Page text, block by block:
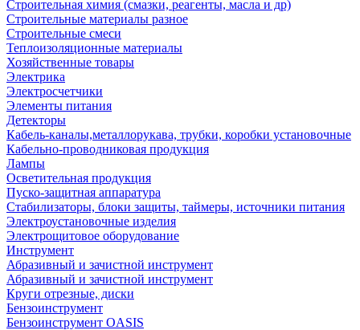
Строительная химия (смазки, реагенты, масла и др)
Строительные материалы разное
Строительные смеси
Теплоизоляционные материалы
Хозяйственные товары
Электрика
Электросчетчики
Элементы питания
Детекторы
Кабель-каналы,металлорукава, трубки, коробки установочные
Кабельно-проводниковая продукция
Лампы
Осветительная продукция
Пуско-защитная аппаратура
Стабилизаторы, блоки защиты, таймеры, источники питания
Электроустановочные изделия
Электрощитовое оборудование
Инструмент
Абразивный и зачистной инструмент
Абразивный и зачистной инструмент
Круги отрезные, диски
Бензоинструмент
Бензоинструмент OASIS